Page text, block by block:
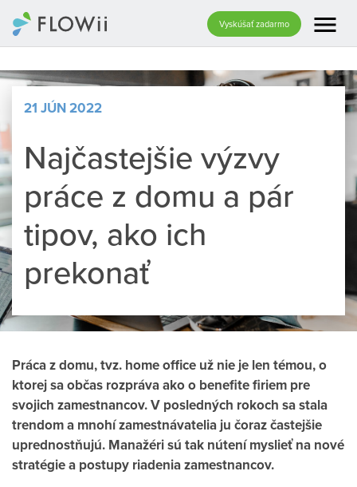
Vyskúšať zadarmo menu
21 JÚN 2022
Najčastejšie výzvy
práce z domu a pár
tipov, ako ich
prekonať
Práca z domu, tvz. home office už nie je len témou, o
ktorej sa občas rozpráva ako o benefite firiem pre
svojich zamestnancov. V posledných rokoch sa stala
trendom a mnohí zamestnávatelia ju čoraz častejšie
uprednostňujú. Manažéri sú tak nútení myslieť na nové
stratégie a postupy riadenia zamestnancov.